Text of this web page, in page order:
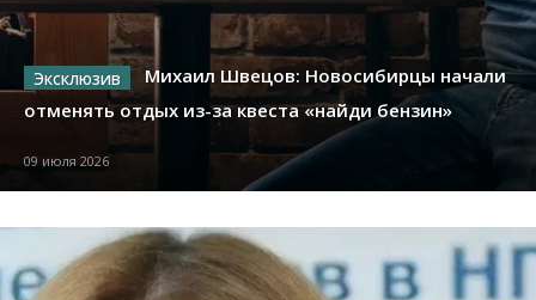
Михаил Швецов: Новосибирцы начали
отменять отдых из-за квеста «найди бензин»
09 июля 2026